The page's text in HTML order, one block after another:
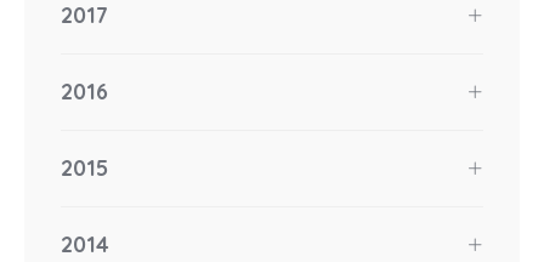
2017
2016
2015
2014